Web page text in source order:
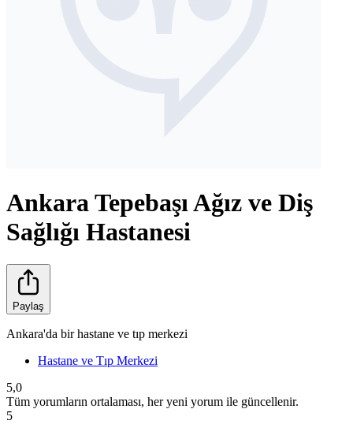
Ankara Tepebaşı Ağız ve Diş
Sağlığı Hastanesi
Paylaş
Ankara'da bir hastane ve tıp merkezi
Hastane ve Tıp Merkezi
5,0
Tüm yorumların ortalaması, her yeni yorum ile güncellenir.
5